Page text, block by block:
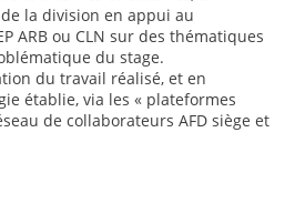
la division en appui au
ARB ou CLN sur des thématiques
du stage.
du travail réalisé, et en
établie, via les « plateformes
de collaborateurs AFD siège et